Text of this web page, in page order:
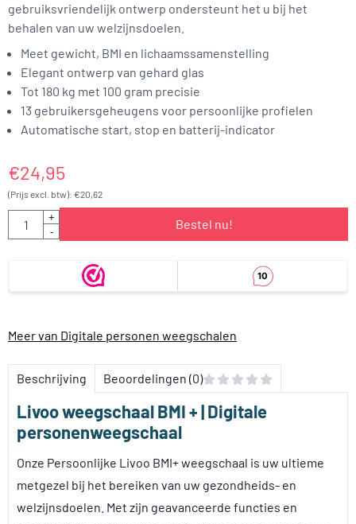
gebruiksvriendelijk ontwerp ondersteunt het u bij het
behalen van uw welzijnsdoelen.
Meet gewicht, BMI en lichaamssamenstelling
Elegant ontwerp van gehard glas
Tot 180 kg met 100 gram precisie
13 gebruikersgeheugens voor persoonlijke profielen
Automatische start, stop en batterij-indicator
€24,95
(Prijs excl. btw): €20,62
Aantal
+
-
Bestel nu!
Meer van Digitale personen weegschalen
Beschrijving Beoordelingen (0)
Livoo weegschaal BMI + | Digitale
personenweegschaal
Onze Persoonlijke Livoo BMI+ weegschaal is uw ultieme
metgezel bij het bereiken van uw gezondheids- en
welzijnsdoelen. Met zijn geavanceerde functies en